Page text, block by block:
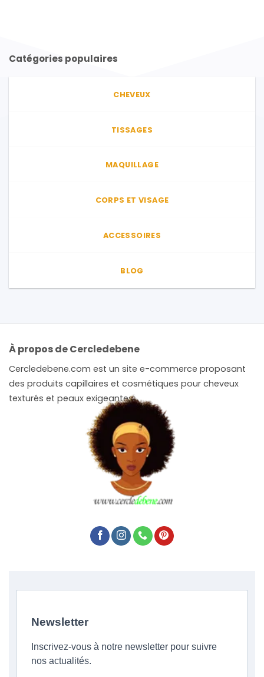
Catégories populaires
CHEVEUX
TISSAGES
MAQUILLAGE
CORPS ET VISAGE
ACCESSOIRES
BLOG
À propos de Cercledebene
Cercledebene.com est un site e-commerce proposant
des produits capillaires et cosmétiques pour cheveux
texturés et peaux exigeantes.
Newsletter
Inscrivez-vous à notre newsletter pour suivre
nos actualités.